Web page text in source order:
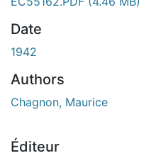
Date
1942
Authors
Chagnon, Maurice
Éditeur